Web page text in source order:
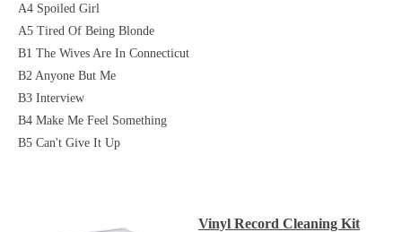
A4 Spoiled Girl
A5 Tired Of Being Blonde
B1 The Wives Are In Connecticut
B2 Anyone But Me
B3 Interview
B4 Make Me Feel Something
B5 Can't Give It Up
Vinyl Record Cleaning Kit